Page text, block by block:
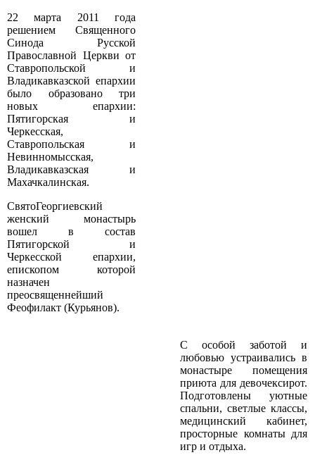
22 марта 2011 года
решением Священного
Синода Русской
Православной Церкви от
Ставропольской и
Владикавказской епархии
было образовано три
новых епархии:
Пятигорская и
Черкесская,
Ставропольская и
Невинномысская,
Владикавказская и
Махачкалинская.
Свято­Георгиевский
женский монастырь
вошел в состав
Пятигорской и
Черкесской епархии,
епископом которой
назначен
преосвященнейший
Феофилакт (Курьянов).
С особой заботой и
любовью устраивались в
монастыре помещения
приюта для девочек­сирот.
Подготовлены уютные
спальни, светлые классы,
медицинский кабинет,
просторные комнаты для
игр и отдыха.